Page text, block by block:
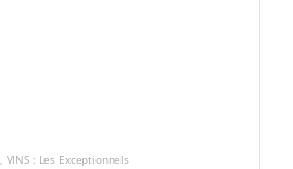
VINS : Les Exceptionnels